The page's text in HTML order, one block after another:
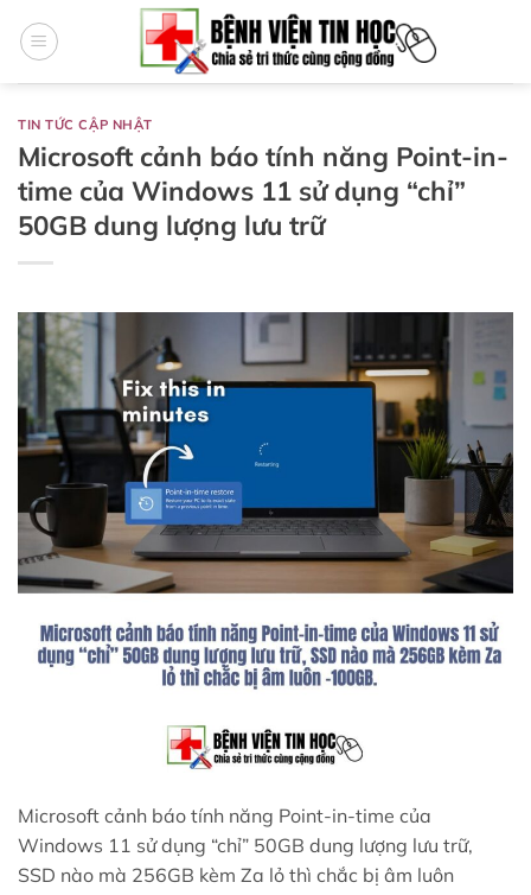
qua
TIN TỨC CẬP NHẬT
Microsoft cảnh báo tính năng Point-in-
time của Windows 11 sử dụng “chỉ”
50GB dung lượng lưu trữ
Microsoft cảnh báo tính năng Point-in-time của
Windows 11 sử dụng “chỉ” 50GB dung lượng lưu trữ,
SSD nào mà 256GB kèm Za lỏ thì chắc bị âm luôn